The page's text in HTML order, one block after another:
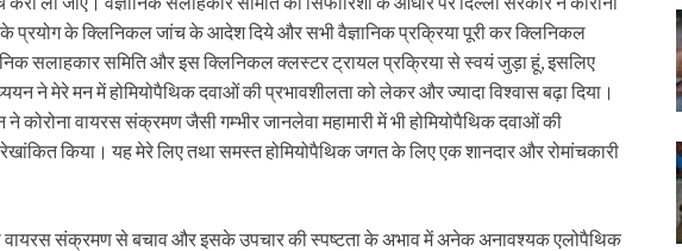
प्रयोग के क्लिनिकल जांच के आदेश दिये और सभी वैज्ञानिक प्रक्रिया पूरी कर क्लिनिकल
सलाहकार समिति और इस क्लिनिकल क्लस्टर ट्रायल प्रक्रिया से स्वयं जुड़ा हूं, इसलिए
ने मेरे मन में होमियोपैथिक दवाओं की प्रभावशीलता को लेकर और ज्यादा विश्वास बढ़ा दिया।
वायरस संक्रमण जैसी गम्भीर जानलेवा महामारी में भी होमियोपैथिक दवाओं की
किया। यह मेरे लिए तथा समस्त होमियोपैथिक जगत के लिए एक शानदार और रोमांचकारी
वायरस संक्रमण से बचाव और इसके उपचार की स्पष्टता के अभाव में अनेक अनावश्यक एलोपैथिक